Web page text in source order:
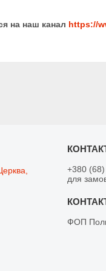
на наш канал https://
+380
для
ФОП